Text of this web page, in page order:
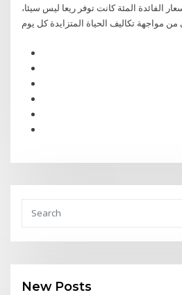
الفائدة المئة كانت توفر ريعا ليس سيئا،
New Posts